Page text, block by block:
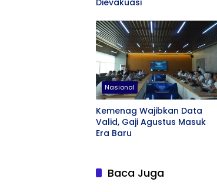
Dievakuasi
Nasional
Kemenag Wajibkan Data
Valid, Gaji Agustus Masuk
Era Baru
Baca Juga